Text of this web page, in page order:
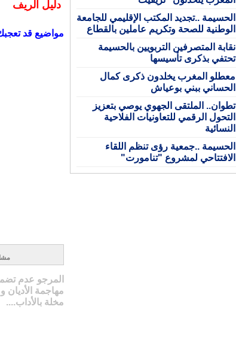
الحسيمة ..تجديد المكتب الإقليمي للجامعة
الوطنية للصحة وتكريم عاملين بالقطاع
نقابة المتصرفين التربويين بالحسيمة
تحتفي بذكرى تأسيسها
معطلو المغرب يخلدون ذكرى كمال
الحساني ببني بوعياش
تطوان.. الملتقى الجهوي يوصي بتعزيز
التحول الرقمي للتعاونيات الفلاحية
النسائية
الحسيمة ..جمعية رؤى تنظم اللقاء
الافتتاحي لمشروع "تنامورت"
دليل الريف
مواضيع قد
المرجو عدم
مهاجمة
مخلة بالأداب....